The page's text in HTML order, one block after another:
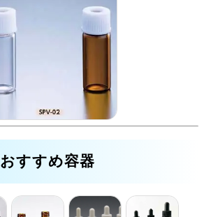
おすすめ容器